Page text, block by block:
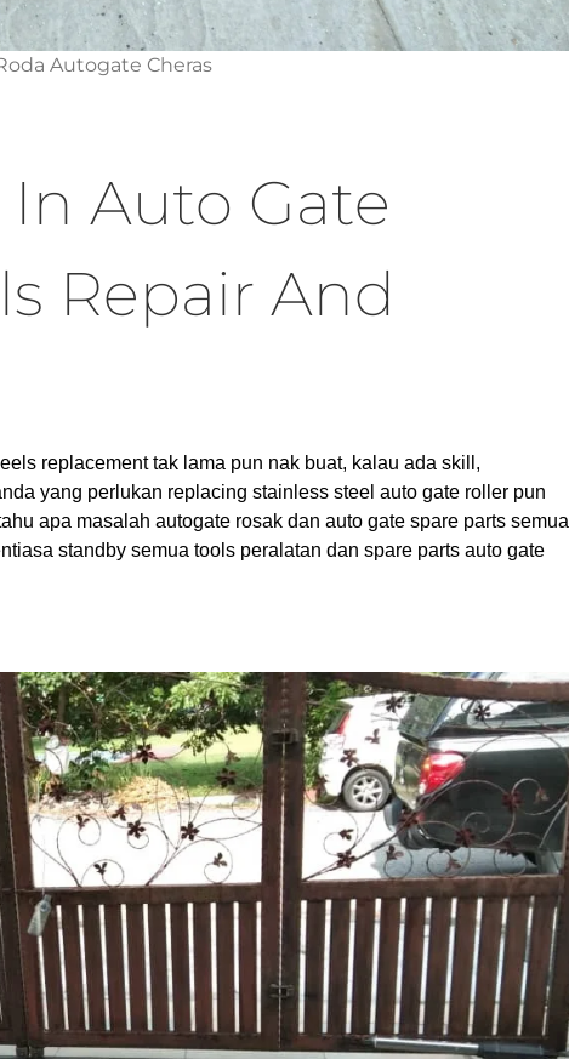
Autogate Cheras
Auto Gate
Repair And
replacement tak lama pun nak buat, kalau ada skill,
yang perlukan replacing stainless steel auto gate roller pun
apa masalah autogate rosak dan auto gate spare parts semua
standby semua tools peralatan dan spare parts auto gate